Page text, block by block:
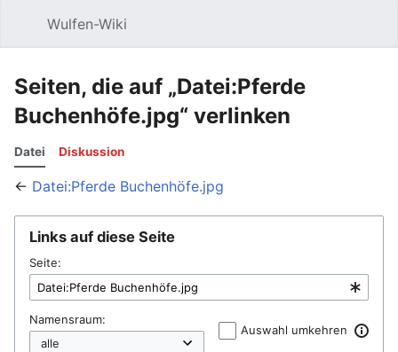
Wulfen-Wiki
Seiten, die auf „Datei:Pferde
Buchenhöfe.jpg“ verlinken
Datei Diskussion
← Datei:Pferde Buchenhöfe.jpg
Links auf diese Seite
Seite:
Namensraum:
Auswahl umkehren